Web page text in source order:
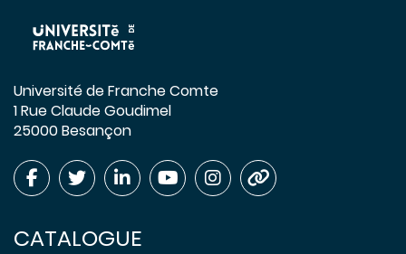
Université de Franche Comte
1 Rue Claude Goudimel
25000 Besançon
CATALOGUE